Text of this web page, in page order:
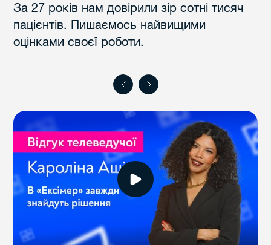
За 27 років нам довірили зір сотні тисяч
пацієнтів. Пишаємось найвищими
оцінками своєї роботи.